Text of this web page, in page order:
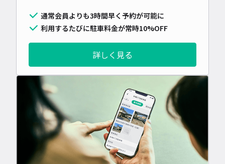
通常会員よりも3時間早く予約が可能に
利用するたびに駐車料金が常時10%OFF
詳しく見る